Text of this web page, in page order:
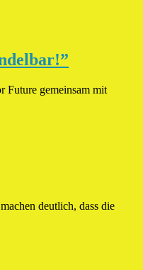
Future gemeinsam mit
deutlich, dass die